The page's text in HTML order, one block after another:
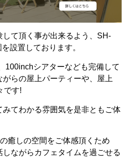
して頂く事が出来るよう、SH-
設置しております。
100inchシアターなども完備して
らの屋上パーティーや、屋上
です!
てわかる雰囲気を是非ともご体
癒しの空間をご体感頂くため
ながらカフェタイムを過ごせる